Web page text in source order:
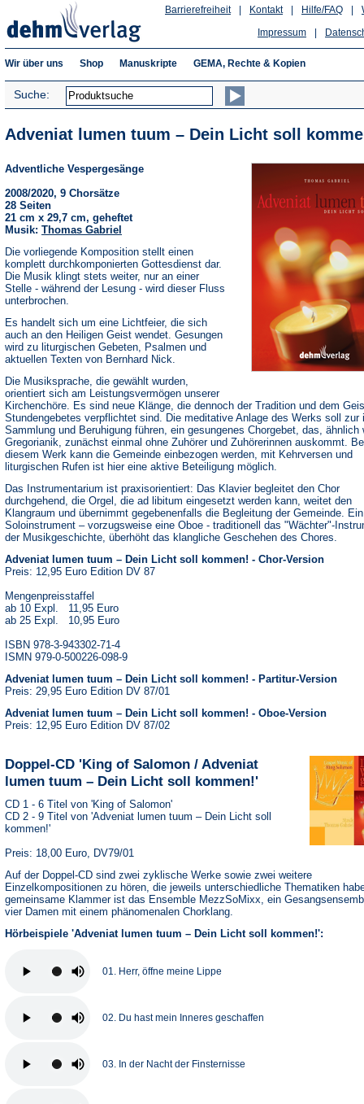
Hilfe/FAQ
Kontakt
Barrierefreiheit
Impressum
Wir über uns Shop Manuskripte GEMA, Rechte & Kopien
Suche:
Adveniat lumen tuum – Dein Licht soll
Adventliche Vespergesänge
2008/2020, 9 Chorsätze
28 Seiten
21 cm x 29,7 cm, geheftet
Musik: Thomas Gabriel
Die vorliegende Komposition stellt einen
komplett durchkomponierten Gottesdienst dar.
Die Musik klingt stets weiter, nur an einer
Stelle - während der Lesung - wird dieser Fluss
unterbrochen.
Es handelt sich um eine Lichtfeier, die sich
auch an den Heiligen Geist wendet. Gesungen
wird zu liturgischen Gebeten, Psalmen und
aktuellen Texten von Bernhard Nick.
Die Musiksprache, die gewählt wurden,
orientiert sich am Leistungsvermögen unserer
Kirchenchöre. Es sind neue Klänge, die dennoch der Tradition und dem
Stundengebetes verpflichtet sind. Die meditative Anlage des Werks soll zur
Sammlung und Beruhigung führen, ein gesungenes Chorgebet, das, ähnlich
Gregorianik, zunächst einmal ohne Zuhörer und Zuhörerinnen auskommt.
diesem Werk kann die Gemeinde einbezogen werden, mit Kehrversen und
liturgischen Rufen ist hier eine aktive Beteiligung möglich.
Das Instrumentarium ist praxisorientiert: Das Klavier begleitet den Chor
durchgehend, die Orgel, die ad libitum eingesetzt werden kann, weitet den
Klangraum und übernimmt gegebenenfalls die Begleitung der Gemeinde. Ein
Soloinstrument – vorzugsweise eine Oboe - traditionell das "Wächter"-
der Musikgeschichte, überhöht das klangliche Geschehen des Chores.
Adveniat lumen tuum – Dein Licht soll kommen! - Chor-Version
Preis: 12,95 Euro Edition DV 87
Mengenpreisstaffel
ab 10 Expl. 11,95 Euro
ab 25 Expl. 10,95 Euro
ISBN 978-3-943302-71-4
ISMN 979-0-500226-098-9
Adveniat lumen tuum – Dein Licht soll kommen! - Partitur-Version
Preis: 29,95 Euro Edition DV 87/01
Adveniat lumen tuum – Dein Licht soll kommen! - Oboe-Version
Preis: 12,95 Euro Edition DV 87/02
Doppel-CD 'King of Salomon / Adveniat
lumen tuum – Dein Licht soll kommen!'
CD 1 - 6 Titel von 'King of Salomon'
CD 2 - 9 Titel von 'Adveniat lumen tuum – Dein Licht soll
kommen!'
Preis: 18,00 Euro, DV79/01
Auf der Doppel-CD sind zwei zyklische Werke sowie zwei weitere
Einzelkompositionen zu hören, die jeweils unterschiedliche Thematiken
gemeinsame Klammer ist das Ensemble MezzSoMixx, ein
vier Damen mit einem phänomenalen Chorklang.
Hörbeispiele 'Adveniat lumen tuum – Dein Licht soll kommen!':
01. Herr, öffne meine Lippe
02. Du hast mein Inneres geschaffen
03. In der Nacht der Finsternisse